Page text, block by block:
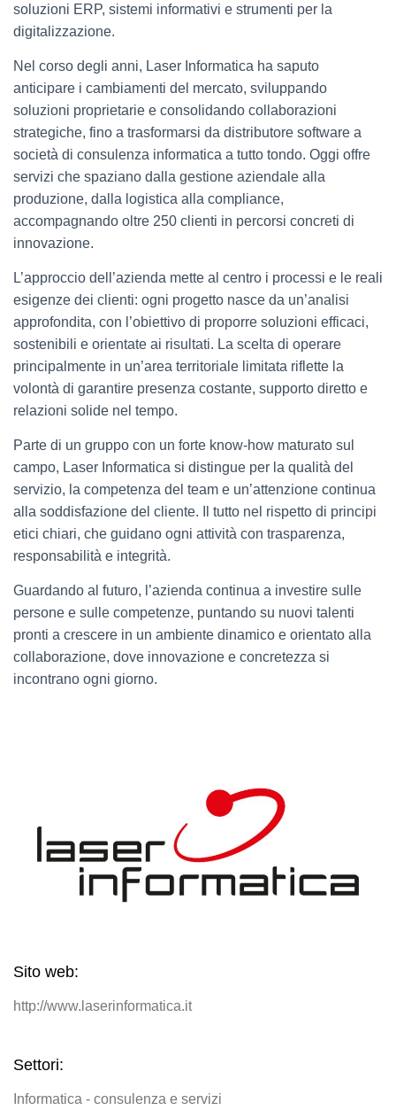
soluzioni ERP, sistemi informativi e strumenti per la
digitalizzazione.
Nel corso degli anni, Laser Informatica ha saputo
anticipare i cambiamenti del mercato, sviluppando
soluzioni proprietarie e consolidando collaborazioni
strategiche, fino a trasformarsi da distributore software a
società di consulenza informatica a tutto tondo. Oggi offre
servizi che spaziano dalla gestione aziendale alla
produzione, dalla logistica alla compliance,
accompagnando oltre 250 clienti in percorsi concreti di
innovazione.
L’approccio dell’azienda mette al centro i processi e le reali
esigenze dei clienti: ogni progetto nasce da un’analisi
approfondita, con l’obiettivo di proporre soluzioni efficaci,
sostenibili e orientate ai risultati. La scelta di operare
principalmente in un’area territoriale limitata riflette la
volontà di garantire presenza costante, supporto diretto e
relazioni solide nel tempo.
Parte di un gruppo con un forte know-how maturato sul
campo, Laser Informatica si distingue per la qualità del
servizio, la competenza del team e un’attenzione continua
alla soddisfazione del cliente. Il tutto nel rispetto di principi
etici chiari, che guidano ogni attività con trasparenza,
responsabilità e integrità.
Guardando al futuro, l’azienda continua a investire sulle
persone e sulle competenze, puntando su nuovi talenti
pronti a crescere in un ambiente dinamico e orientato alla
collaborazione, dove innovazione e concretezza si
incontrano ogni giorno.
Sito web:
http://www.laserinformatica.it
Settori:
Informatica - consulenza e servizi